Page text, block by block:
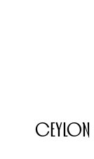
Ceylon